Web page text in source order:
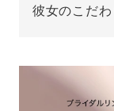
彼女のこだ
スペシャ
プロポーズ知